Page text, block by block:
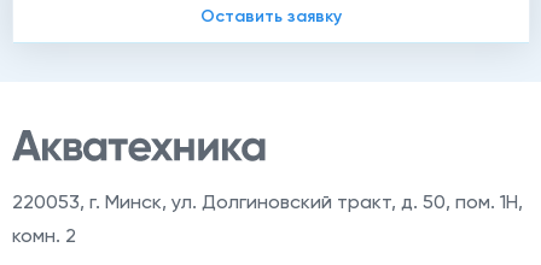
Оставить заявку
220053, г. Минск, ул. Долгиновский тракт, д. 50, пом. 1Н,
комн. 2